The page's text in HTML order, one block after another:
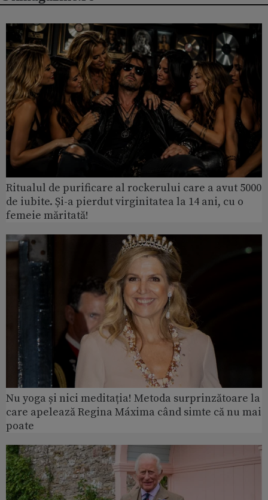
Ritualul de purificare al rockerului care a avut 5000
de iubite. Și-a pierdut virginitatea la 14 ani, cu o
femeie măritată!
Nu yoga și nici meditația! Metoda surprinzătoare la
care apelează Regina Máxima când simte că nu mai
poate